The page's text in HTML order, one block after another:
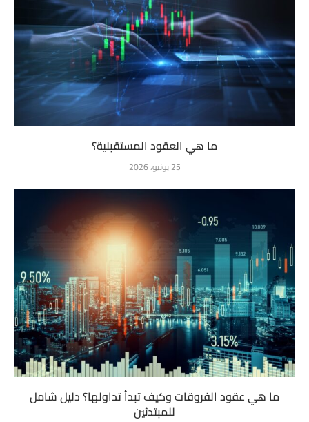
ما هي العقود المستقبلية؟
25 يونيو، 2026
ما هي عقود الفروقات وكيف تبدأ تداولها؟ دليل شامل
للمبتدئين